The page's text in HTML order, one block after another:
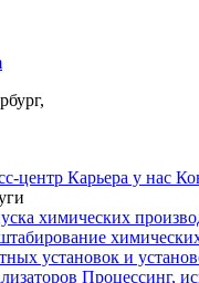
центр Карьера у нас
химических
установок и
Процессинг,